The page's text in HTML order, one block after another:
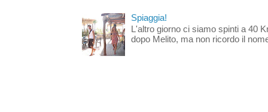
Spiaggia!
L'altro giorno ci siamo spinti a 40
dopo Melito, ma non ricordo il